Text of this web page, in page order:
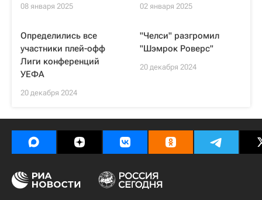
08 января 2025 02 января 2025
Определились все
участники плей-офф
Лиги конференций
УЕФА
20 декабря 2024
"Челси" разгромил
"Шэмрок Роверс"
20 декабря 2024